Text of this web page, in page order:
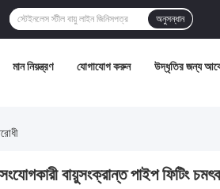
অনুসন্ধান
মান নিয়ন্ত্রণ যোগাযোগ করুন উদ্ধৃতির জন্য
বায়ুসংক্রান্ত পাইপ ফিটিং